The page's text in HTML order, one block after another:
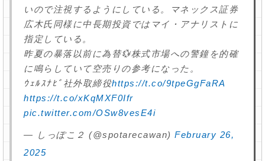
いので注視するようにしている。マネックス証券
広木氏同様に中長期投資ではマイ・アナリストに
指定している。
昨夏の暴落以前に為替💱株式市場への警鐘を的確
に鳴らしていて空売りの参考になった。
ｳｪﾙｽﾅﾋﾞ社外取締役https://t.co/9tpeGgFaRA
https://t.co/xKqMXF0Ifr
pic.twitter.com/OSw8vesE4i
— しっぽこ２ (@spotarecawan) February 26,
2025